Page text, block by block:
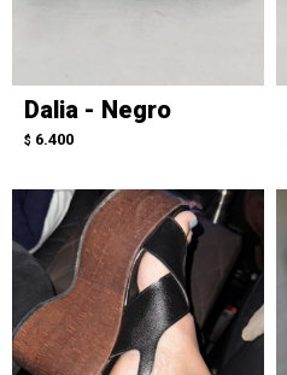
Dalia - Negro
$ 6.400